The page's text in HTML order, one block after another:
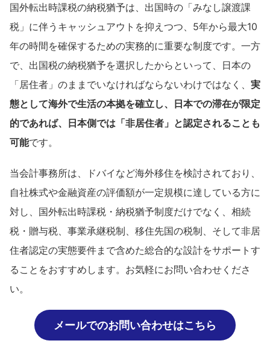
国外転出時課税の納税猶予は、出国時の「みなし譲渡課
税」に伴うキャッシュアウトを抑えつつ、5年から最大10
年の時間を確保するための実務的に重要な制度です。一方
で、出国税の納税猶予を選択したからといって、日本の
「居住者」のままでいなければならないわけではなく、 実
態として海外で生活の本拠を確立し、日本での滞在が限定
的であれば、日本側では「非居住者」と認定されることも
可能です。
当会計事務所は、ドバイなど海外移住を検討されており、
自社株式や金融資産の評価額が一定規模に達している方に
対し、国外転出時課税・納税猶予制度だけでなく、相続
税・贈与税、事業承継税制、移住先国の税制、そして非居
住者認定の実態要件まで含めた総合的な設計をサポートす
ることをおすすめします。お気軽にお問い合わせくださ
い。
メールでのお問い合わせはこちら